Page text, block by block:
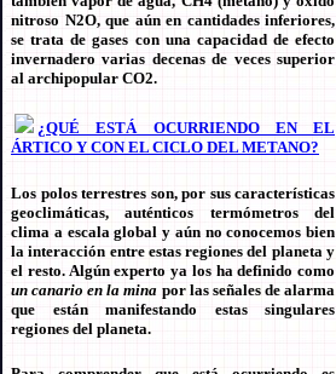
nitroso N2O, que aún en cantidades inferiores,
se trata de gases con una capacidad de efecto
invernadero varias decenas de veces superior
al archipopular CO2.
¿QUÉ ESTÁ OCURRIENDO EN EL
ÁRTICO Y CON EL CICLO DEL METANO?
Los polos terrestres son, por sus características
geoclimáticas, auténticos termómetros del
clima a escala global y aún no conocemos bien
la interacción entre estas regiones del planeta y
el resto. Algún experto ya los ha definido como
un canario en la mina por las señales de alarma
que están manifestando estas singulares
regiones del planeta.